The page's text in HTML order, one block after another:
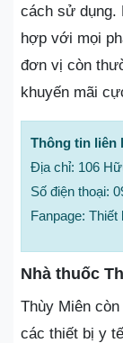
cách sử dụng.
hợp với mọi
đơn vị còn
khuyến mãi
Thông tin liên
Địa chỉ: 106
Số điện thoại:
Fanpage:
Nhà thuốc
Thùy Miên
các thiết bị y